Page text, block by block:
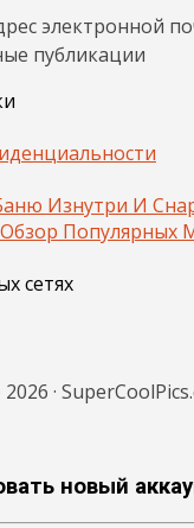
электронной
публикации
Изнутри И
Популярных
сетях
·
новый